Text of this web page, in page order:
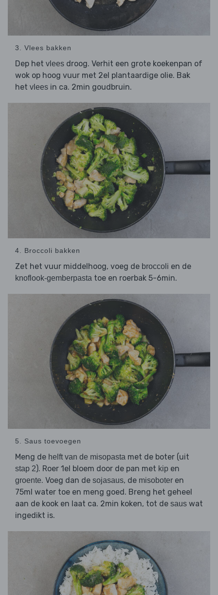
3. Vlees bakken
Dep het vlees droog. Verhit een grote koekenpan of
wok op hoog vuur met 2el plantaardige olie. Bak
het vlees in ca. 2min goudbruin.
4. Broccoli bakken
Zet het vuur middelhoog, voeg de broccoli en de
knoflook-gemberpasta toe en roerbak 5-6min.
5. Saus toevoegen
Meng de helft van de misopasta met de boter (uit
stap 2). Roer 1el bloem door de pan met kip en
groente. Voeg dan de sojasaus, de misoboter en
75ml water toe en meng goed. Breng het geheel
aan de kook en laat ca. 2min koken, tot de saus wat
ingedikt is.